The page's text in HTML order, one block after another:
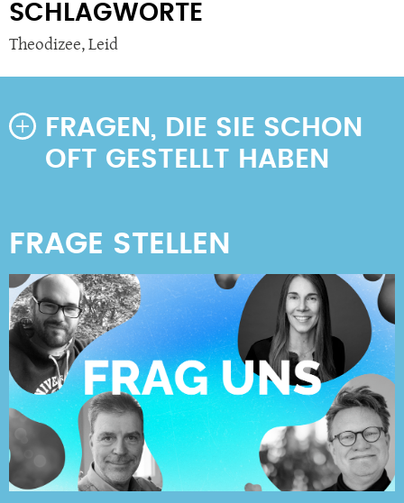
SCHLAGWORTE
Theodizee,Leid
FRAGEN, DIE SIE SCHON
OFT GESTELLT HABEN